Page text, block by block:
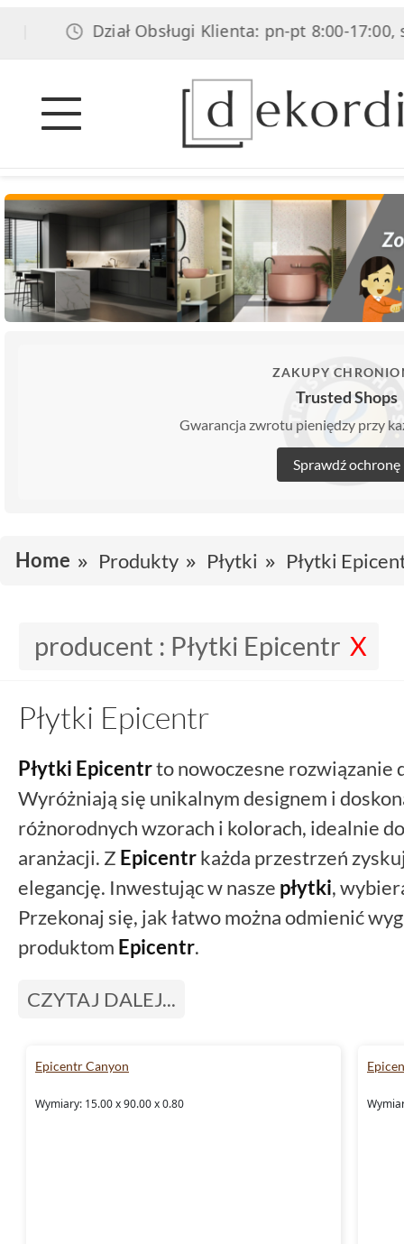
Dział Obsługi Klienta: pn-pt 8:00-17:00, sob
ZAKUPY
Trusted Shops
Gwarancja zwrotu pieniędzy przy
Sprawdź ochronę
Home Produkty Płytki Płytki
producent : Płytki Epicentr
Płytki Epicentr
Płytki Epicentrto nowoczesne rozwiązanie
Wyróżniają się unikalnym designem i
różnorodnych wzorach i kolorach, idealnie
aranżacji. Z Epicentrkażda przestrzeń
elegancję. Inwestując w nasze płytki,
Przekonaj się, jak łatwo można odmienić
produktom Epicentr.
CZYTAJ DALEJ...
Epicentr Canyon
Wymiary: 15.00 x 90.00 x 0.80